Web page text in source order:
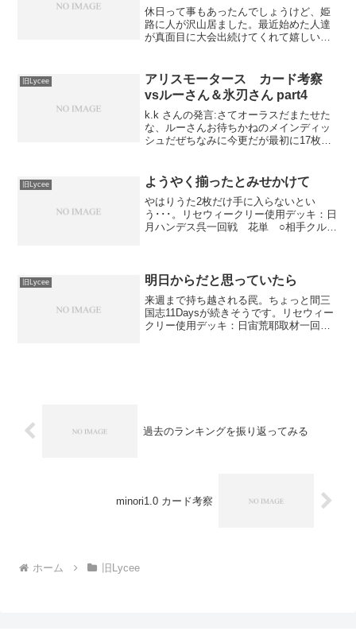
休日って事もあったんでしょうけど、姫
路に人が沢山居ました。最近始めた人達
が真面目に大会出続けてくれて嬉しい限
とかから始める人達が普通に居るのでビ
ックリです（＾＾；やはり...
旧Lycee
アリスモータース カード考察
vsルーさん＆氷刃さん part4
k.k さんの発言:さてオーラスだまたせた
な、ルーさんお待ちかねのメインディッ
シュだぜちなみに今更だが最初に17枚と
さんの発言:ですよねｗk.k さんの発言:新
たなる旋...
旧Lycee ようやく揃ったとみせかけて
やはりうた2枚だけ手に入らないとい
う･･･。リセウィークリー使用デッキ：日
月ハンデス呉一回戦 花単 ○相手クル
んで令呪切られる。観鈴...
旧Lycee 明日からだと思っていたら
来週まで持ち越される罠。ちょっと間三
国志11Daysが続きそうです。リセウィー
クリー使用デッキ：日宙荒耶取材一回
過去のランキングを振り返ってみる
minori1.0 カード考察
ホーム 旧Lycee